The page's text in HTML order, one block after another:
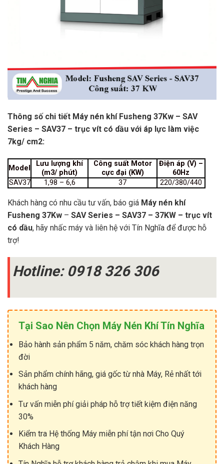
Thông số chi tiết Máy nén khí Fusheng 37Kw – SAV
Series – SAV37 – trục vít có dầu với áp lực làm việc
7kg/ cm2:
Model
Lưu lượng khí
(m3/ phút)
Công suất Motor
cực đại (KW)
Điện áp (V) –
60Hz
SAV37
1,98 – 6,6 37 220/380/440
Khách hàng có nhu cầu tư vấn, báo giá Máy nén khí
Fusheng 37Kw – SAV Series – SAV37 – 37KW – trục vít
có dầu, hãy nhấc máy và liên hệ với Tín Nghĩa để được hỗ
trợ!
Hotline: 0918 326 306
Tại Sao Nên Chọn Máy Nén Khí Tín Nghĩa
Bảo hành sản phẩm 5 năm, chăm sóc khách hàng trọn
đời
Sản phẩm chính hãng, giá gốc từ nhà Máy, Rẻ nhất tới
khách hàng
Tư vấn miễn phí giải pháp hỗ trợ tiết kiệm điện năng
30%
Kiểm tra Hệ thống Máy miễn phí tận nơi Cho Quý
Khách Hàng